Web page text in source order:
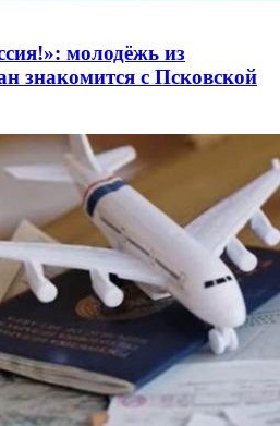
молодёжь из
знакомится с Псковской